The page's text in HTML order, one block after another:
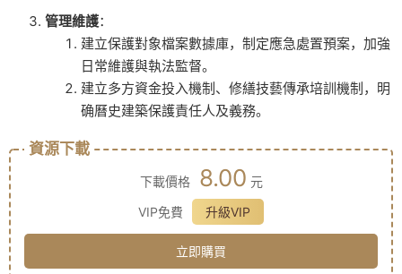
管理維護：
建立保護對象檔案數據庫，制定應急處置預案，加強
日常維護與執法監督。
建立多方資金投入機制、修繕技藝傳承培訓機制，明
确曆史建築保護責任人及義務。
資源下載
下載價格 8.00 元
VIP免費
升級VIP
立即購買